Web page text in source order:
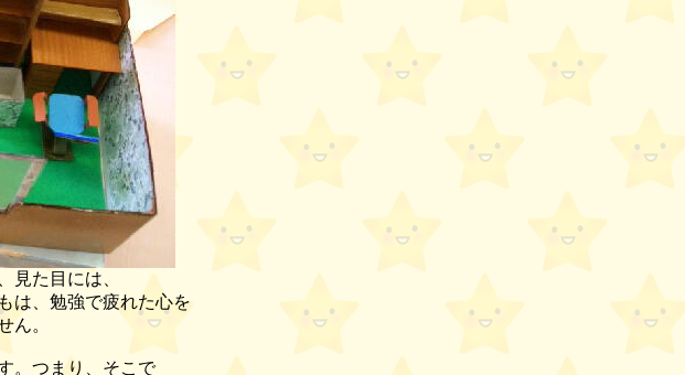
見た目には、
は、勉強で疲れた心を
ん。
。つまり、そこで